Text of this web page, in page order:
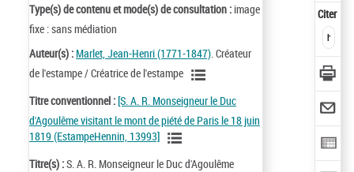
Type(s) de contenu et mode(s) de consultation : image
fixe : sans médiation
Auteur(s) : Marlet, Jean-Henri (1771-1847) . Créateur
de l'estampe / Créatrice de l'estampe
Titre conventionnel :[S. A. R. Monseigneur le Duc
d'Agoulême visitant le mont de piété de Paris le 18 juin
1819 (EstampeHennin, 13993]
Titre(s) :S. A. R. Monseigneur le Duc d'Agoulême
Citer